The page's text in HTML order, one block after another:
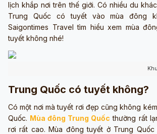
lịch khắp nơi trên thế giới. Có nhiều du
Trung Quốc có tuyết vào mùa đông
Saigontimes Travel tìm hiểu xem mùa
tuyết không nhé!
Trung Quốc có tuyết không?
Có một nơi mà tuyết rơi đẹp cũng không
Quốc. Mùa đông Trung Quốc thường rất
rơi rất cao. Mùa đông tuyết ở Trung